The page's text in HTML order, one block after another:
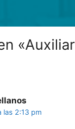
las 2:13 pm